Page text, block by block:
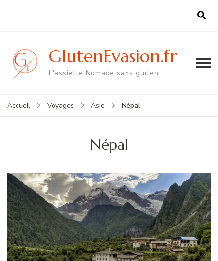
GlutenEvasion.fr
L'assiette Nomade sans gluten
Accueil Voyages Asie Népal
Népal